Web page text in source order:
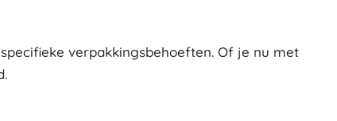
verpakkingsbehoeften. Of je nu met